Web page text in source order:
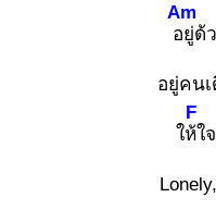
อยู่
Am
ด้
อยู่คนเ
ให้ใ
F